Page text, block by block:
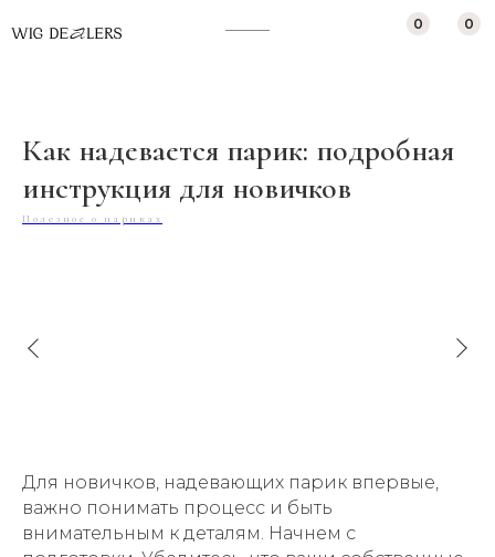
0 0
"; scriptService .type = "text/javascript"; scriptService .charset =
"UTF-8"; document.documentElement.appendChild(scriptService );
Как надевается парик: подробная
инструкция для новичков
Полезное о париках
Для новичков, надевающих парик впервые,
важно понимать процесс и быть
внимательным к деталям. Начнем с